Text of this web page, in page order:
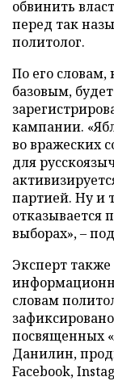
обвинить
перед так
политолог.
По его словам,
базовым,
кампании.
во вражеских
для
партией. Ну и
отказывается
выборах», –
Эксперт
словам
посвященных
Данилин,
Facebook,